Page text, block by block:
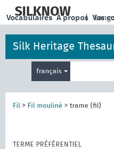
main
SILKNOW |
Vocabulaires À propos Vos
Silk Heritage
français
de
recherche
Fil > Fil mouliné >trame (fil)
TERME PRÉFÉRENTIEL